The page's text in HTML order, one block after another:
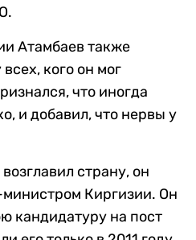
Атамбаев также
кого он мог
что иногда
и добавил, что нервы у
страну, он
Киргизии. Он
кандидатуру на пост